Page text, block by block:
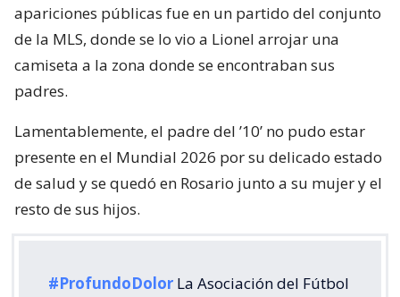
apariciones públicas fue en un partido del conjunto
de la MLS, donde se lo vio a Lionel arrojar una
camiseta a la zona donde se encontraban sus
padres.
Lamentablemente, el padre del ’10’ no pudo estar
presente en el Mundial 2026 por su delicado estado
de salud y se quedó en Rosario junto a su mujer y el
resto de sus hijos.
#ProfundoDolor La Asociación del Fútbol